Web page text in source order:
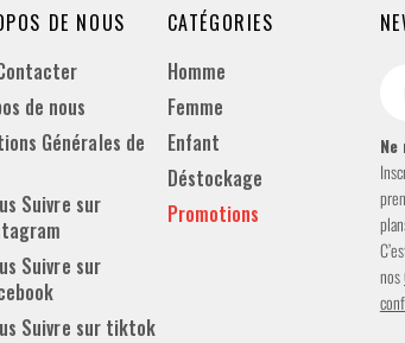
DE NOUS
de nous
Générales de
Suivre sur
Suivre sur
Suivre sur tiktok
CATÉGORIES
Homme
Femme
Enfant
Déstockage
Promotions
nos